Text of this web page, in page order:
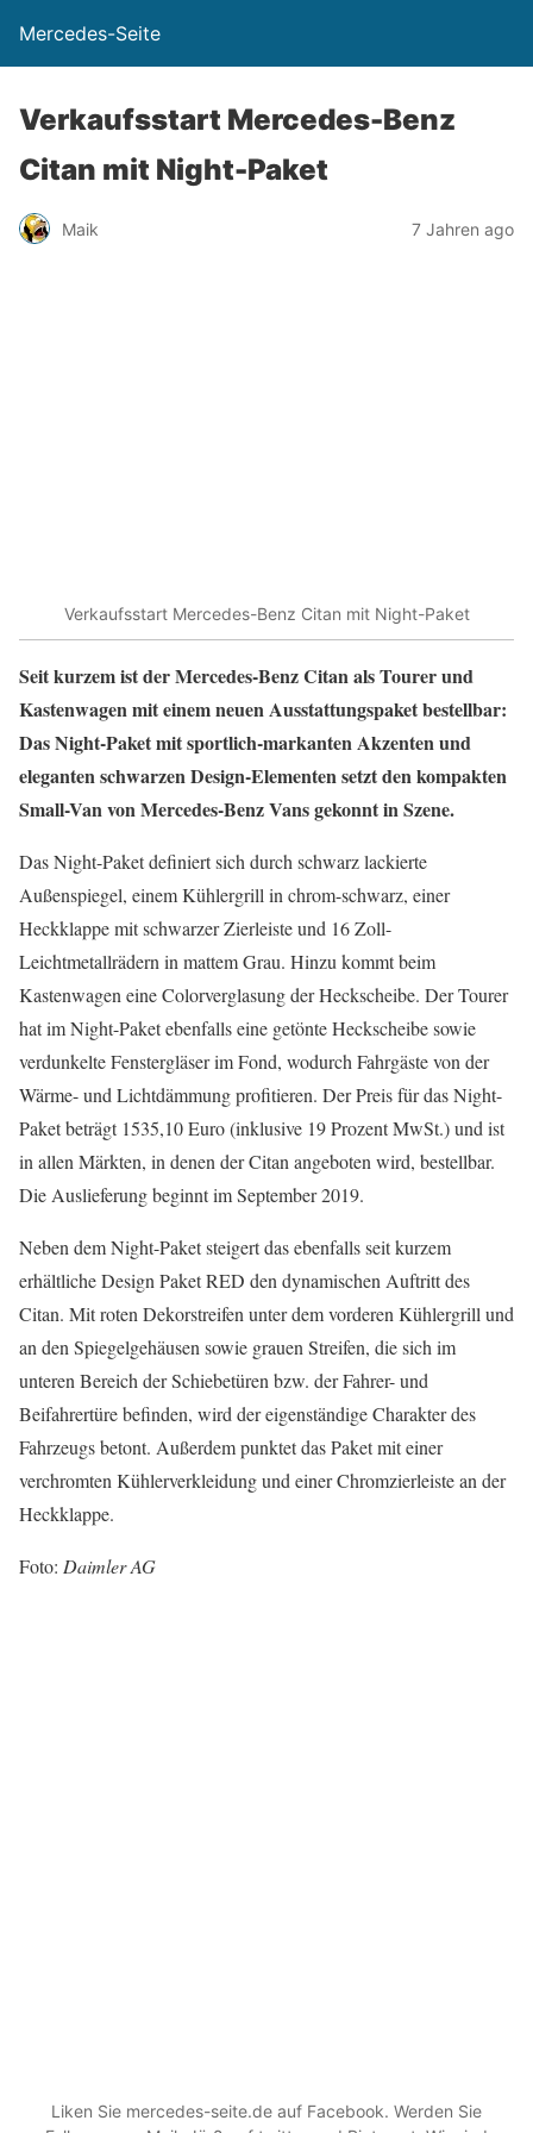
Mercedes-Seite
Verkaufsstart Mercedes-Benz
Citan mit Night-Paket
Maik 7 Jahren ago
Verkaufsstart Mercedes-Benz Citan mit Night-Paket
Seit kurzem ist der Mercedes-Benz Citan als Tourer und
Kastenwagen mit einem neuen Ausstattungspaket bestellbar:
Das Night-Paket mit sportlich-markanten Akzenten und
eleganten schwarzen Design-Elementen setzt den kompakten
Small-Van von Mercedes-Benz Vans gekonnt in Szene.
Das Night-Paket definiert sich durch schwarz lackierte
Außenspiegel, einem Kühlergrill in chrom-schwarz, einer
Heckklappe mit schwarzer Zierleiste und 16 Zoll-
Leichtmetallrädern in mattem Grau. Hinzu kommt beim
Kastenwagen eine Colorverglasung der Heckscheibe. Der Tourer
hat im Night-Paket ebenfalls eine getönte Heckscheibe sowie
verdunkelte Fenstergläser im Fond, wodurch Fahrgäste von der
Wärme- und Lichtdämmung profitieren. Der Preis für das Night-
Paket beträgt 1535,10 Euro (inklusive 19 Prozent MwSt.) und ist
in allen Märkten, in denen der Citan angeboten wird, bestellbar.
Die Auslieferung beginnt im September 2019.
Neben dem Night-Paket steigert das ebenfalls seit kurzem
erhältliche Design Paket RED den dynamischen Auftritt des
Citan. Mit roten Dekorstreifen unter dem vorderen Kühlergrill und
an den Spiegelgehäusen sowie grauen Streifen, die sich im
unteren Bereich der Schiebetüren bzw. der Fahrer- und
Beifahrertüre befinden, wird der eigenständige Charakter des
Fahrzeugs betont. Außerdem punktet das Paket mit einer
verchromten Kühlerverkleidung und einer Chromzierleiste an der
Heckklappe.
Foto: Daimler AG
Liken Sie mercedes-seite.de auf Facebook. Werden Sie